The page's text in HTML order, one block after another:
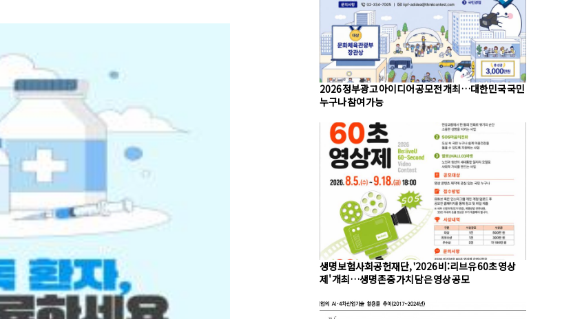
2026 정부광고 아이디어 공모전 개최…대한민국 국민
누구나 참여 가능
생명보험사회공헌재단, '2026 비:리브유 60초 영상
제' 개최…생명존중 가치 담은 영상 공모